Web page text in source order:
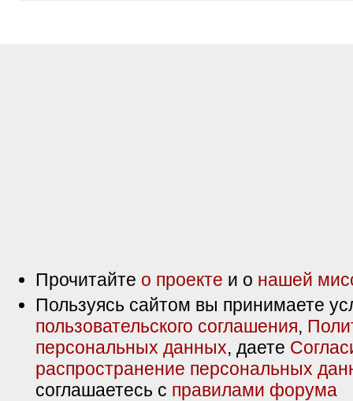
Прочитайте о проекте и о нашей
Пользуясь сайтом вы принимаете
пользовательского соглашения,
персональных данных, даете
распространение персональных
соглашаетесь с правилами форума